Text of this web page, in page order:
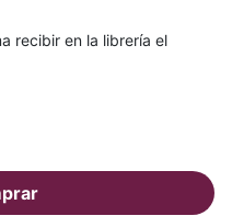
recibir en la librería el